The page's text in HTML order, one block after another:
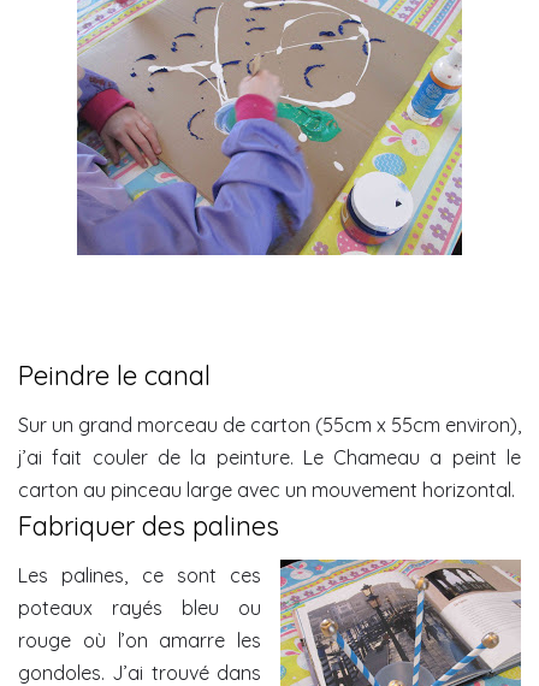
Peindre le canal
Sur un grand morceau de carton (55cm x 55cm environ),
j’ai fait couler de la peinture. Le Chameau a peint le
carton au pinceau large avec un mouvement horizontal.
Fabriquer des palines
Les palines, ce sont ces
poteaux rayés bleu ou
rouge où l’on amarre les
gondoles. J’ai trouvé dans